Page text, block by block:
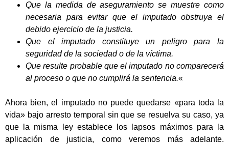
Que la medida de aseguramiento se muestre como
necesaria para evitar que el imputado obstruya el
debido ejercicio de la justicia.
Que el imputado constituye un peligro para la
seguridad de la sociedad o de la víctima.
Que resulte probable que el imputado no comparecerá
al proceso o que no cumplirá la sentencia.«
Ahora bien, el imputado no puede quedarse «para toda la
vida» bajo arresto temporal sin que se resuelva su caso, ya
que la misma ley establece los lapsos máximos para la
aplicación de justicia, como veremos más adelante.